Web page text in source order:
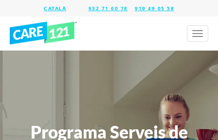
932 71 60 78 919 49 05 58
Toggle
Programa Serveis de